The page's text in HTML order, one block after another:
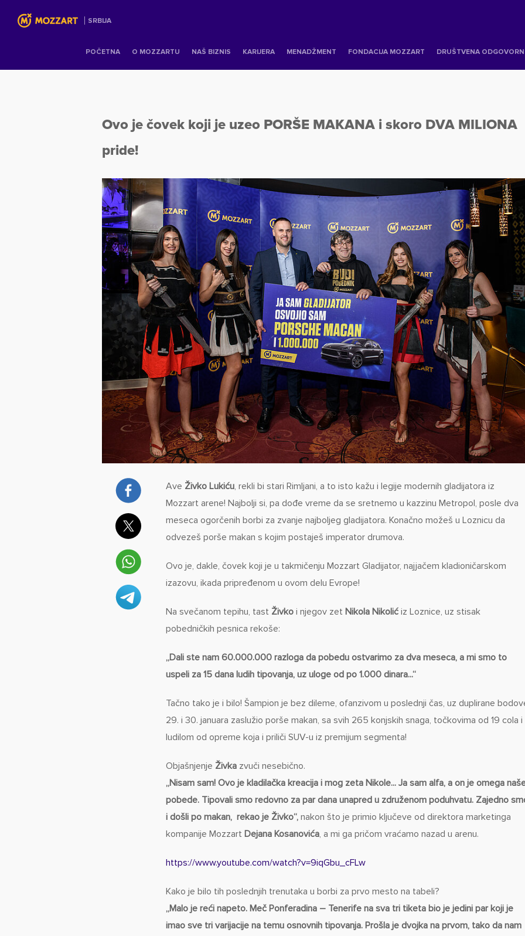
SRBIJA
POČETNA O MOZZARTU NAŠ BIZNIS KARIJERA MENADŽMENT FONDACIJA MOZZART DRUŠTVENA
Ovo je čovek koji je uzeo PORŠE MAKANA i skoro DVA MILIONA
pride!
Ave Živko Lukiću, rekli bi stari Rimljani, a to isto kažu i legije modernih gladijatora iz
Mozzart arene! Najbolji si, pa dođe vreme da se sretnemo u kazzinu Metropol, posle dva
meseca ogorčenih borbi za zvanje najboljeg gladijatora. Konačno možeš u Loznicu da
odvezeš porše makan s kojim postaješ imperator drumova.
Ovo je, dakle, čovek koji je u takmičenju Mozzart Gladijator, najjačem kladioničarskom
izazovu, ikada pripređenom u ovom delu Evrope!
Na svečanom tepihu, tast Živko i njegov zet Nikola Nikolić iz Loznice, uz stisak
pobedničkih pesnica rekoše:
„Dali ste nam 60.000.000 razloga da pobedu ostvarimo za dva meseca, a mi smo to
uspeli za 15 dana ludih tipovanja, uz uloge od po 1.000 dinara...“
Tačno tako je i bilo! Šampion je bez dileme, ofanzivom u poslednji čas, uz duplirane
29. i 30. januara zaslužio porše makan, sa svih 265 konjskih snaga, točkovima od 19 cola i
ludilom od opreme koja i priliči SUV-u iz premijum segmenta!
Objašnjenje Živka zvuči nesebično.
„Nisam sam! Ovo je kladilačka kreacija i mog zeta Nikole... Ja sam alfa, a on je omega
pobede. Tipovali smo redovno za par dana unapred u združenom poduhvatu. Zajedno
i došli po makan, rekao je Živko“,nakon što je primio ključeve od direktora marketinga
kompanije Mozzart Dejana Kosanovića, a mi ga pričom vraćamo nazad u arenu.
https://www.youtube.com/watch?v=9iqGbu_cFLw
Kako je bilo tih poslednjih trenutaka u borbi za prvo mesto na tabeli?
„Malo je reći napeto. Meč Ponferadina – Tenerife na sva tri tiketa bio je jedini par koji je
imao sve tri varijacije na temu osnovnih tipovanja. Prošla je dvojka na prvom, tako da nam